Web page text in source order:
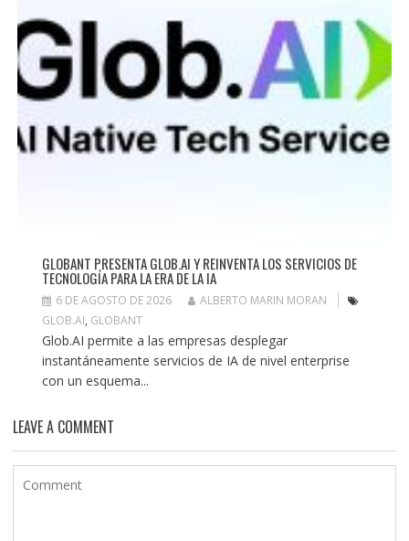
GLOBANT PRESENTA GLOB.AI Y REINVENTA LOS SERVICIOS DE
TECNOLOGÍA PARA LA ERA DE LA IA
6 DE AGOSTO DE 2026
ALBERTO MARIN MORAN
GLOB.AI, GLOBANT
Glob.AI permite a las empresas desplegar
instantáneamente servicios de IA de nivel enterprise
con un esquema...
LEAVE A COMMENT